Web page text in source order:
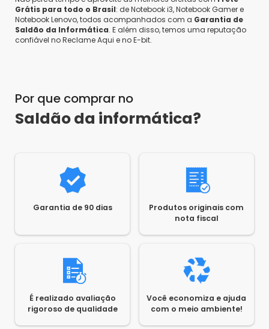
Grátis para todo o Brasil: de Notebook i3, Notebook Gamer e
Notebook Lenovo, todos acompanhados com a Garantia de
Saldão da Informática. E além disso, temos uma reputação
confiável no Reclame Aqui e no E-bit.
Por que comprar no
Saldão da informática?
Garantia de 90 dias
Produtos originais com
nota fiscal
É realizado avaliação
rigoroso de qualidade
Você economiza e ajuda
com o meio ambiente!